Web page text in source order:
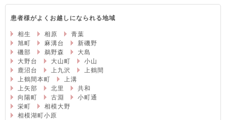
患者様がよくお越しになられる地域
相生 相原
青葉
旭町
麻溝台
新磯野
磯部
鵜野森
大島
大野台
大山町
小山
鹿沼台
上九沢
上鶴間
上鶴間本町
上溝
上矢部
北里
共和
向陽町
古淵
小町通
栄町
相模大野
相模湖町小原